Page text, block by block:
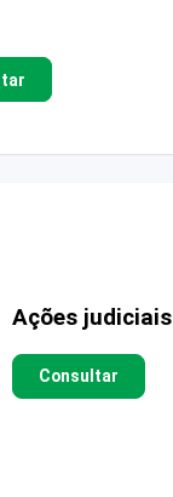
Ações judiciais
Consultar